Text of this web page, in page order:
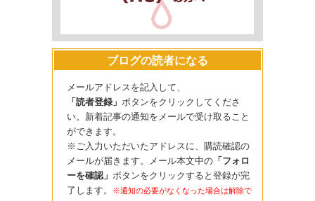
ブログの読者になる
メールアドレスを記入して、
「読者登録」 ボタンをクリックしてくださ
い。新着記事の通知をメールで受け取ること
ができます。
※ご入力いただいたアドレスに、購読確認の
メールが届きます。メール本文中の「フォロ
ーを確認」 ボタンをクリックすると登録が完
了します。
※通知の必要がなくなった場合は解除で